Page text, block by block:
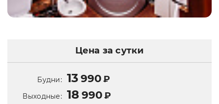
Цена за сутки
Будни: 13990 ₽
Выходные: 18 990 ₽